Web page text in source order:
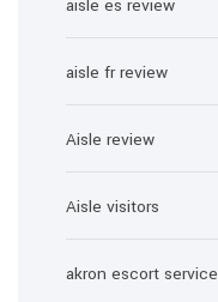
aisle es review
aisle fr review
Aisle review
Aisle visitors
akron escort service